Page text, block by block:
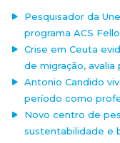
Pesquisador da
programa ACS
Crise em Ceuta
de migração, avalia
Antonio Candido
período como
Novo centro de
sustentabilidade e